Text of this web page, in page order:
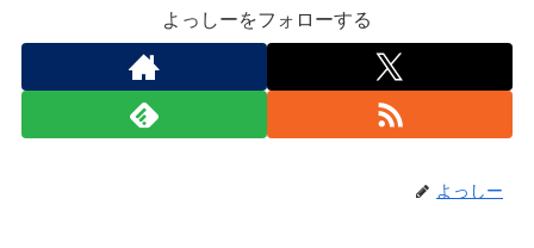
よっしーをフォローする
よっしー